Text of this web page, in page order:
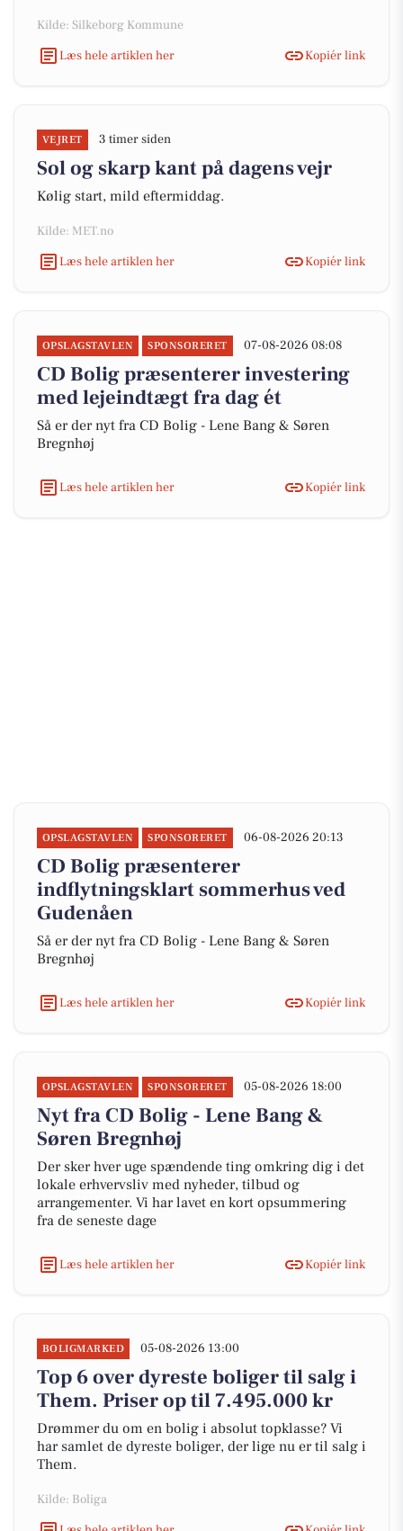
Kilde: Silkeborg Kommune
Læs hele artiklen her
Kopiér link
VEJRET 3 timer siden
Sol og skarp kant på dagens vejr
Kølig start, mild eftermiddag.
Kilde: MET.no
Læs hele artiklen her
Kopiér link
OPSLAGSTAVLEN SPONSORERET 07-08-2026 08:08
CD Bolig præsenterer investering
med lejeindtægt fra dag ét
Så er der nyt fra CD Bolig - Lene Bang & Søren
Bregnhøj
Læs hele artiklen her Kopiér link
OPSLAGSTAVLEN SPONSORERET 06-08-2026 20:13
CD Bolig præsenterer
indflytningsklart sommerhus ved
Gudenåen
Så er der nyt fra CD Bolig - Lene Bang & Søren
Bregnhøj
Læs hele artiklen her Kopiér link
OPSLAGSTAVLEN SPONSORERET 05-08-2026 18:00
Nyt fra CD Bolig - Lene Bang &
Søren Bregnhøj
Der sker hver uge spændende ting omkring dig i det
lokale erhvervsliv med nyheder, tilbud og
arrangementer. Vi har lavet en kort opsummering
fra de seneste dage
Læs hele artiklen her Kopiér link
BOLIGMARKED 05-08-2026 13:00
Top 6 over dyreste boliger til salg i
Them. Priser op til 7.495.000 kr
Drømmer du om en bolig i absolut topklasse? Vi
har samlet de dyreste boliger, der lige nu er til salg i
Them.
Kilde: Boliga